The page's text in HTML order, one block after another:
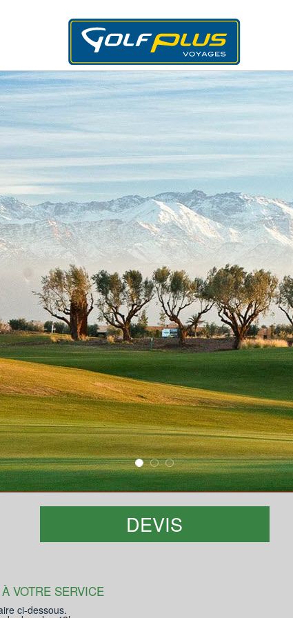
DEVIS
VOTRE SERVICE
ci-dessous.